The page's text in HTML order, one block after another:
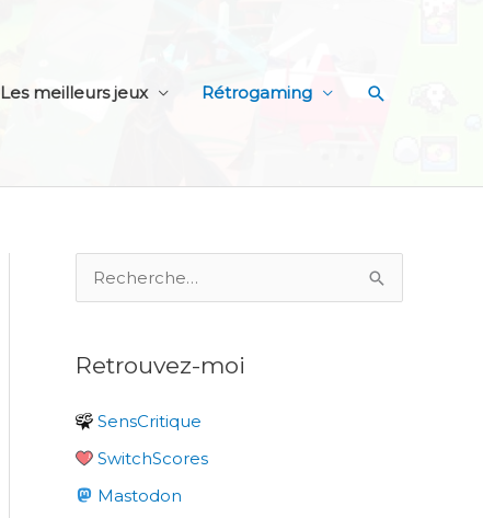
Les meilleurs jeux Rétrogaming
e
h
r
c
h
Retrouvez-moi
SensCritique
SwitchScores
Mastodon